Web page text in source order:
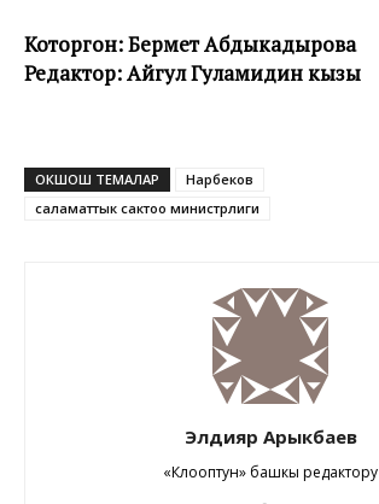
Которгон: Бермет Абдыкадырова
Редактор: Айгул Гуламидин кызы
ОКШОШ ТЕМАЛАР
Нарбеков
саламаттык сактоо министрлиги
Элдияр Арыкбаев
«Клооптун» башкы редактору